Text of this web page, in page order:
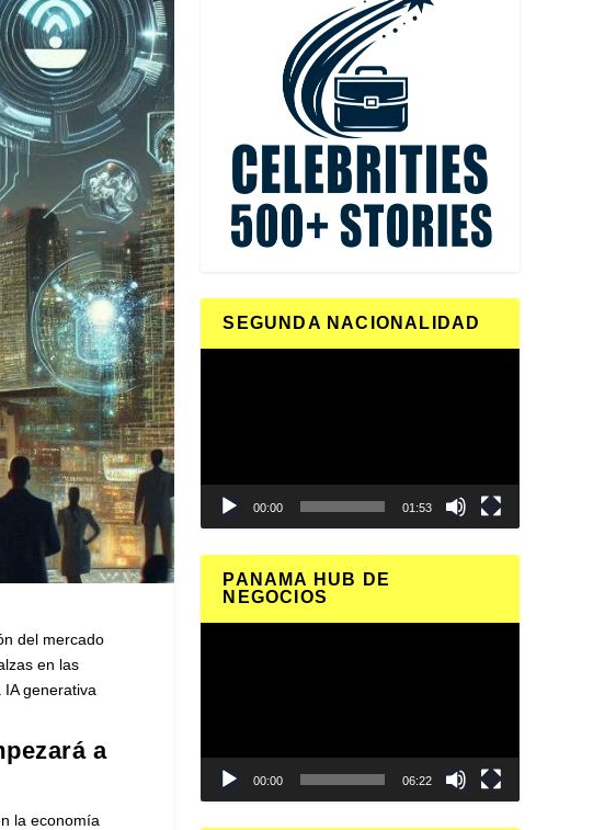
del mercado
en las
generativa
a
la economía
SEGUNDA NACIONALIDAD
00:00 01:53
PANAMA HUB DE
NEGOCIOS
00:00 06:22